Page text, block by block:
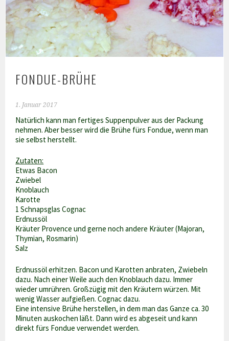
FONDUE-BRÜHE
1. Januar 2017
Natürlich kann man fertiges Suppenpulver aus der Packung
nehmen. Aber besser wird die Brühe fürs Fondue, wenn man
sie selbst herstellt.
Zutaten:
Etwas Bacon
Zwiebel
Knoblauch
Karotte
1 Schnapsglas Cognac
Erdnussöl
Kräuter Provence und gerne noch andere Kräuter (Majoran,
Thymian, Rosmarin)
Salz
Erdnussöl erhitzen. Bacon und Karotten anbraten, Zwiebeln
dazu. Nach einer Weile auch den Knoblauch dazu. Immer
wieder umrühren. Großzügig mit den Kräutern würzen. Mit
wenig Wasser aufgießen. Cognac dazu.
Eine intensive Brühe herstellen, in dem man das Ganze ca. 30
Minuten auskochen läßt. Dann wird es abgeseit und kann
direkt fürs Fondue verwendet werden.